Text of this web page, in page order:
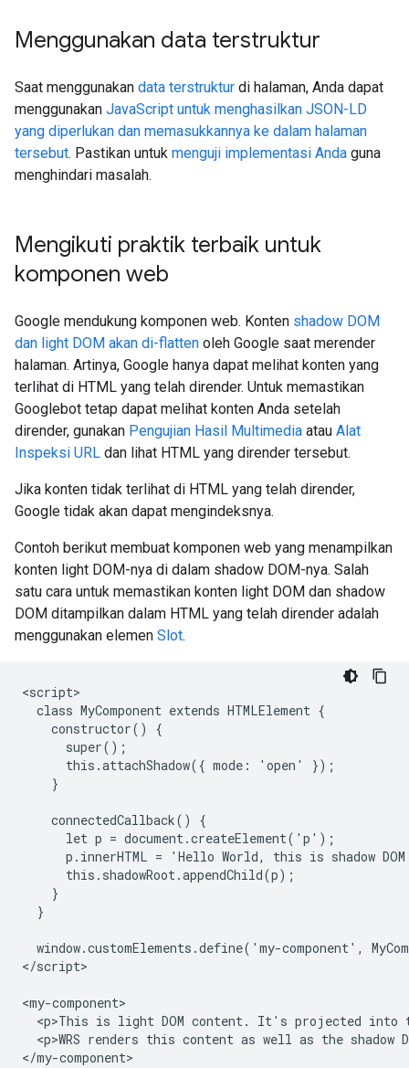
Menggunakan data terstruktur
Saat menggunakan data terstruktur di halaman, Anda dapat
menggunakan JavaScript untuk menghasilkan JSON-LD
yang diperlukan dan memasukkannya ke dalam halaman
tersebut. Pastikan untuk menguji implementasi Anda guna
menghindari masalah.
Mengikuti praktik terbaik untuk
komponen web
Google mendukung komponen web. Konten shadow DOM
dan light DOM akan di-flatten oleh Google saat merender
halaman. Artinya, Google hanya dapat melihat konten yang
terlihat di HTML yang telah dirender. Untuk memastikan
Googlebot tetap dapat melihat konten Anda setelah
dirender, gunakan Pengujian Hasil Multimedia atau Alat
Inspeksi URL dan lihat HTML yang dirender tersebut.
Jika konten tidak terlihat di HTML yang telah dirender,
Google tidak akan dapat mengindeksnya.
Contoh berikut membuat komponen web yang menampilkan
konten light DOM-nya di dalam shadow DOM-nya. Salah
satu cara untuk memastikan konten light DOM dan shadow
DOM ditampilkan dalam HTML yang telah dirender adalah
menggunakan elemen Slot.
<script>
  class MyComponent extends HTMLElement {
    constructor() {
      super();
      this.attachShadow({ mode: 'open' });
    }
    connectedCallback() {
      let p = document.createElement('p');
p.innerHTML = 'Hello World, this is shadow
      this.shadowRoot.appendChild(p);
    }
  }
window.customElements.define('my-component',
</script>
<my-component>
<p>This is light DOM content. It's projected into
<p>WRS renders this content as well as the shadow
</my-component>